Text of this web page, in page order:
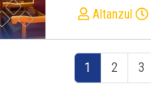
Altanzul
1 2 3